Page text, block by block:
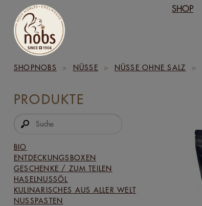
SHOP
SHOPNOBS > NÜSSE > NÜSSE OHNE SALZ >
PRODUKTE
BIO
ENTDECKUNGSBOXEN
GESCHENKE / ZUM TEILEN
HASELNUSSÖL
KULINARISCHES AUS ALLER WELT
NUSSPASTEN